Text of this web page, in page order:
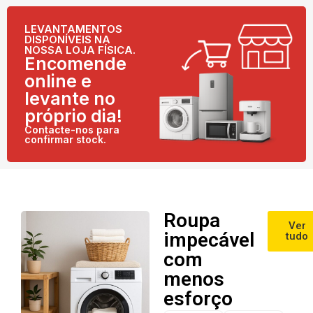
LEVANTAMENTOS
DISPONÍVEIS NA
NOSSA LOJA FÍSICA.
Encomende
online e
levante no
próprio dia!
Contacte-nos para
confirmar stock.
Roupa
impecável
com
menos
esforço
Ver
tudo